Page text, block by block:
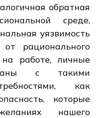
обратная
среде,
уязвимость
рационального
работе, личные
с такими
как
которые
нашего